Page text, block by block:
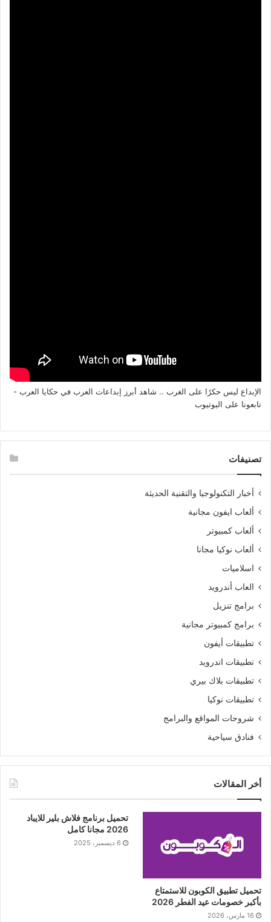
الإبداع ليس حكرًا على الغرب .. شاهد أبرز إبداعات العرب في حكايا العرب -
تابعونا على اليوتيوب
تصنيفات
أخبار التكنولوجيا والتقنية الحديثة
ألعاب ايفون مجانية
ألعاب كمبيوتر
ألعاب نوكيا مجانا
اسلاميات
العاب أندرويد
برامج تنزيل
برامج كمبيوتر مجانية
تطبيقات أيفون
تطبيقات اندرويد
تطبيقات بلاك بيري
تطبيقات نوكيا
شروحات المواقع والبرامج
فنادق سياحية
أخر المقالات
تحميل تطبيق الكوبون للاستمتاع
بأكبر خصومات عيد الفطر 2026
16 مارس، 2026
تحميل برنامج فلاش بلير للايباد
2026 مجانا كامل
6 ديسمبر، 2025